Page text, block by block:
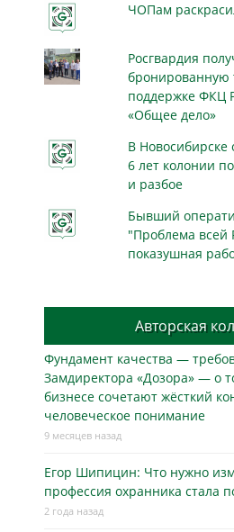
ЧОПам
Росгвардия
бронированную
поддержке ФКЦ
«Общее дело»
В
6 лет колонии
и разбое
Бывший
"Проблема всей
показушная
Авторская
Фундамент качества —
Замдиректора «Дозора» — о
бизнесe сочетают жёсткий
человеческое понимание
9 месяцев назад
Егор Шипицин: Что нужно
профессия охранника стала
2 года назад